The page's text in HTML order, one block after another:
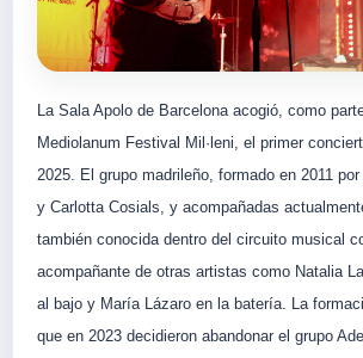
La Sala Apolo de Barcelona acogió, como
Mediolanum Festival Mil·leni, el primer
2025. El grupo madrileño, formado en 2011
y Carlotta Cosials, y acompañadas
también conocida dentro del circuito musical
acompañante de otras artistas como Natalia
al bajo y María Lázaro en la batería. La
que en 2023 decidieron abandonar el grupo